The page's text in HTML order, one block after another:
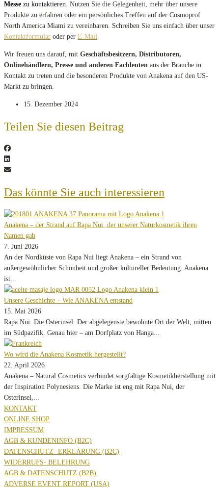
Messe zu kontaktieren. Nutzen Sie die Gelegenheit, mehr über unsere
Produkte zu erfahren oder ein persönliches Treffen auf der Cosmoprof
North America Miami zu vereinbaren. Schreiben Sie uns einfach über unser
Kontaktformular oder per E-Mail.
Wir freuen uns darauf, mit Geschäftsbesitzern, Distributoren,
Onlinehändlern, Presse und anderen Fachleuten aus der Branche in
Kontakt zu treten und die besonderen Produkte von Anakena auf den US-
Markt zu bringen.
15. Dezember 2024
Teilen Sie diesen Beitrag
Das könnte Sie auch interessieren
Anakena – der Strand auf Rapa Nui, der unserer Naturkosmetik ihren
Namen gab
7. Juni 2026
An der Nordküste von Rapa Nui liegt Anakena – ein Strand von
außergewöhnlicher Schönheit und großer kultureller Bedeutung. Anakena
ist...
Unsere Geschichte – Wie ANAKENA entstand
15. Mai 2026
Rapa Nui. Die Osterinsel. Der abgelegenste bewohnte Ort der Welt, mitten
im Südpazifik. Genau hier – am Dorfplatz von Hanga...
Wo wird die Anakena Kosmetik hergestellt?
22. April 2026
Anakena – Natural Cosmetics verbindet sorgfältige Kosmetikherstellung mit
der Inspiration Polynesiens. Die Marke ist eng mit Rapa Nui, der
Osterinsel,...
KONTAKT
ONLINE SHOP
IMPRESSUM
AGB & KUNDENINFO (B2C)
DATENSCHUTZ- ERKLÄRUNG (B2C)
WIDERRUFS- BELEHRUNG
AGB & DATENSCHUTZ (B2B)
ADVERSE EVENT REPORT (USA)